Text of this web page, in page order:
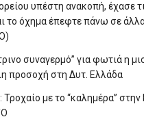
υπέστη ανακοπή, έχασε
το όχημα έπεφτε πάνω σε
συναγερμό” για φωτιά η
προσοχή στη Δυτ. Ελλάδα
Τροχαίο με το “καλημέρα” στην